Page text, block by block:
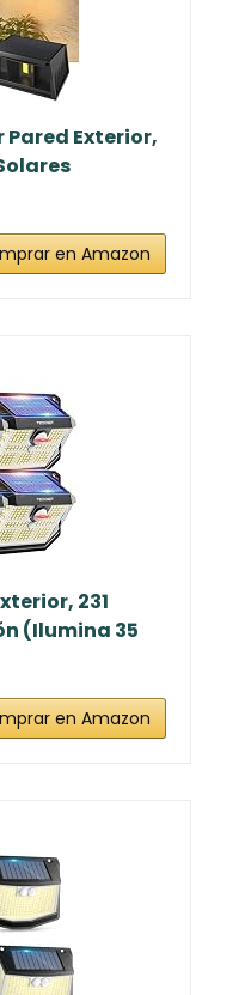
Pared Exterior,
en Amazon
231
(Ilumina 35
en Amazon